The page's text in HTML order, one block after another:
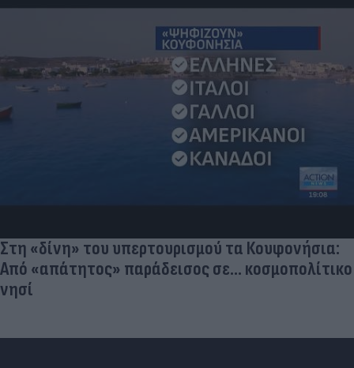
Στη «δίνη» του υπερτουρισμού τα Κουφονήσια:
Από «απάτητος» παράδεισος σε... κοσμοπολίτικο
νησί